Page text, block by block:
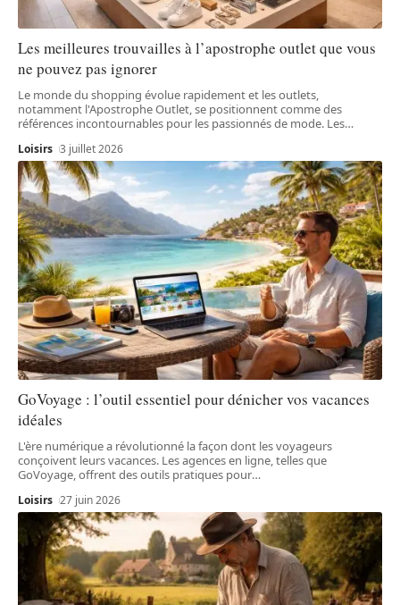
Les meilleures trouvailles à l’apostrophe outlet que vous
ne pouvez pas ignorer
Le monde du shopping évolue rapidement et les outlets,
notamment l'Apostrophe Outlet, se positionnent comme des
références incontournables pour les passionnés de mode. Les…
Loisirs 3 juillet 2026
GoVoyage : l’outil essentiel pour dénicher vos vacances
idéales
L'ère numérique a révolutionné la façon dont les voyageurs
conçoivent leurs vacances. Les agences en ligne, telles que
GoVoyage, offrent des outils pratiques pour…
Loisirs 27 juin 2026